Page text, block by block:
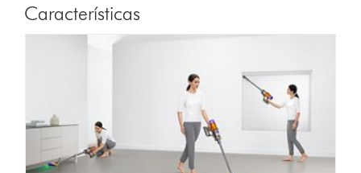
Características